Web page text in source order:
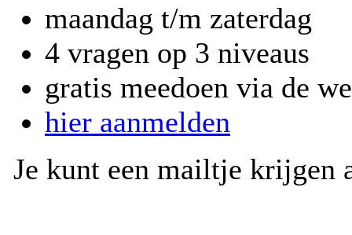
maandag t/m zaterdag
4 vragen op 3 niveaus
gratis meedoen via de
hier aanmelden
Je kunt een mailtje krijgen